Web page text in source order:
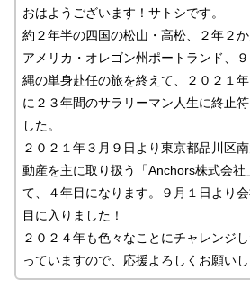
おはようございます！サトシです。
約２年半の四国の松山・高松、２年２
アメリカ・オレゴン州ポートランド、
縄の単身赴任の旅を終えて、２０２１
に２３年間のサラリーマン人生に終止
した。
２０２１年３月９日より東京都品川区
動産を主に取り扱う「Anchors株式会社
て、４年目になります。９月１日より
目に入りました！
２０２４年も色々なことにチャレンジ
っていますので、応援よろしくお願いし